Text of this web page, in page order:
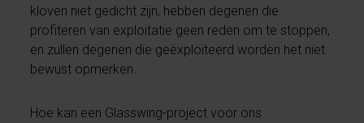
kloven niet gedicht zijn, hebben degenen die
profiteren van exploitatie geen reden om te stoppen,
en zullen degenen die geëxploiteerd worden het niet
bewust opmerken.
Hoe kan een Glasswing-project voor ons